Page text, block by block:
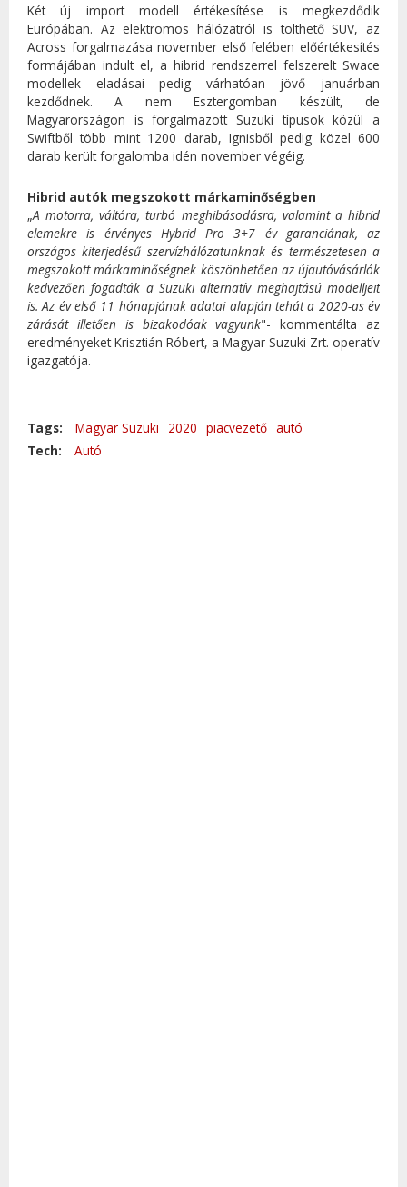
Két új import modell értékesítése is megkezdődik
Európában. Az elektromos hálózatról is tölthető SUV, az
Across forgalmazása november első felében előértékesítés
formájában indult el, a hibrid rendszerrel felszerelt Swace
modellek eladásai pedig várhatóan jövő januárban
kezdődnek. A nem Esztergomban készült, de
Magyarországon is forgalmazott Suzuki típusok közül a
Swiftből több mint 1200 darab, Ignisből pedig közel 600
darab került forgalomba idén november végéig.
Hibrid autók megszokott márkaminőségben
„A motorra, váltóra, turbó meghibásodásra, valamint a hibrid
elemekre is érvényes Hybrid Pro 3+7 év garanciának, az
országos kiterjedésű szervízhálózatunknak és természetesen a
megszokott márkaminőségnek köszönhetően az újautóvásárlók
kedvezően fogadták a Suzuki alternatív meghajtású modelljeit
is. Az év első 11 hónapjának adatai alapján tehát a 2020-as év
zárását illetően is bizakodóak vagyunk"- kommentálta az
eredményeket Krisztián Róbert, a Magyar Suzuki Zrt. operatív
igazgatója.
Tags: Magyar Suzuki 2020 piacvezető autó
Tech:
Autó